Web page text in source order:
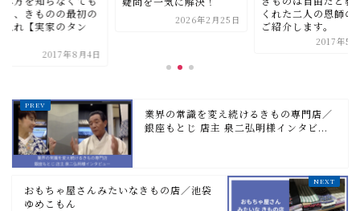
る、きものの最初の
入れ【実家のタン
2017年8月4日
2026年2月25日
くれた二人の恩師の
ご紹介します。
2017年5
業界の常識を変え続けるきもの専門店／
銀座もとじ 店主 泉二弘明様インタビ...
おもちゃ屋さんみたいなきもの店／池袋
ゆめこもん